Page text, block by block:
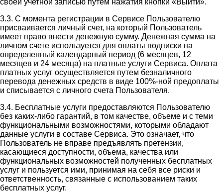
своей учетной записью путем нажатия кнопки «Выйти».
3.3. С момента регистрации в Сервисе Пользователю
присваивается личный счет, на который Пользователь
имеет право внести денежную сумму. Денежная сумма на
личном счете используется для оплаты подписки на
определенный календарный период (6 месяцев, 12
месяцев и 24 месяца) на платные услуги Сервиса. Оплата
платных услуг осуществляется путем безналичного
перевода денежных средств в виде 100%-ной предоплаты
и списывается с личного счета Пользователя.
3.4. Бесплатные услуги предоставляются Пользователю
без каких-либо гарантий, в том качестве, объеме и с теми
функциональными возможностями, которыми обладают
данные услуги в составе Сервиса. Это означает, что
Пользователь не вправе предъявлять претензии,
касающиеся доступности, объема, качества или
функциональных возможностей полученных бесплатных
услуг и пользуется ими, принимая на себя все риски и
ответственность, связанные с использованием таких
бесплатных услуг.